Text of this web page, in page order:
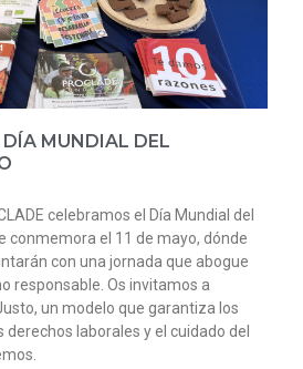
DÍA MUNDIAL DEL
celebramos el Día Mundial del
conmemora el 11 de mayo, dónde
con una jornada que abogue
responsable. Os invitamos a
un modelo que garantiza los
laborales y el cuidado del